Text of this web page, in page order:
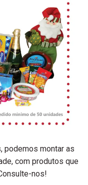
podemos montar as
com produtos que
nos!